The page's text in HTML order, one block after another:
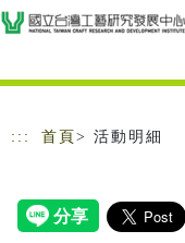
跳到主要內容
網站導覽
::: 首頁 > 活動明細